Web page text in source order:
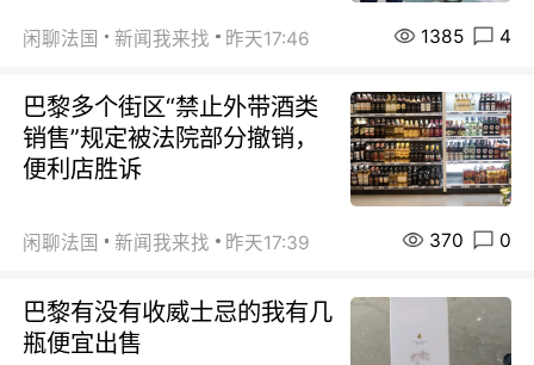
闲聊法国 新闻我来找 昨天17:46 1385 4
巴黎多个街区“禁止外带酒类
销售”规定被法院部分撤销，
便利店胜诉
闲聊法国 新闻我来找 昨天17:39 370 0
巴黎有没有收威士忌的我有几
瓶便宜出售